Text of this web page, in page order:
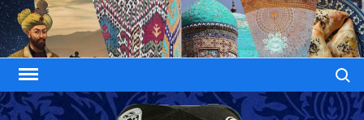
Skip
to
content